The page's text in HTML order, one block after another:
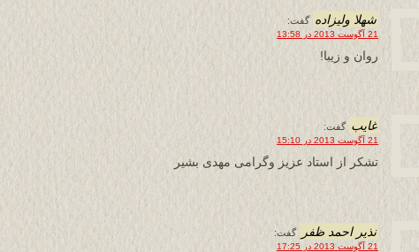
شهلا ولیزاده گفت:
21 آگوست 2013 در 13:58
روان و زیبا!
غایب گفت:
21 آگوست 2013 در 15:10
تشکر از استاد عزیز وگرامی مهدی بشیر
نذیر احمد ظفر گفت:
21 آگوست 2013 در 17:25